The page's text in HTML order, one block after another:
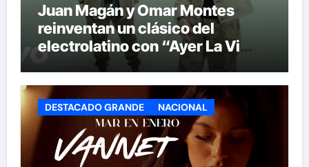
Juan Magán y Omar Montes
reinventan un clásico del
electrolatino con “Ayer La Vi
(BPA26)”
DESTACADO GRANDE NACIONAL